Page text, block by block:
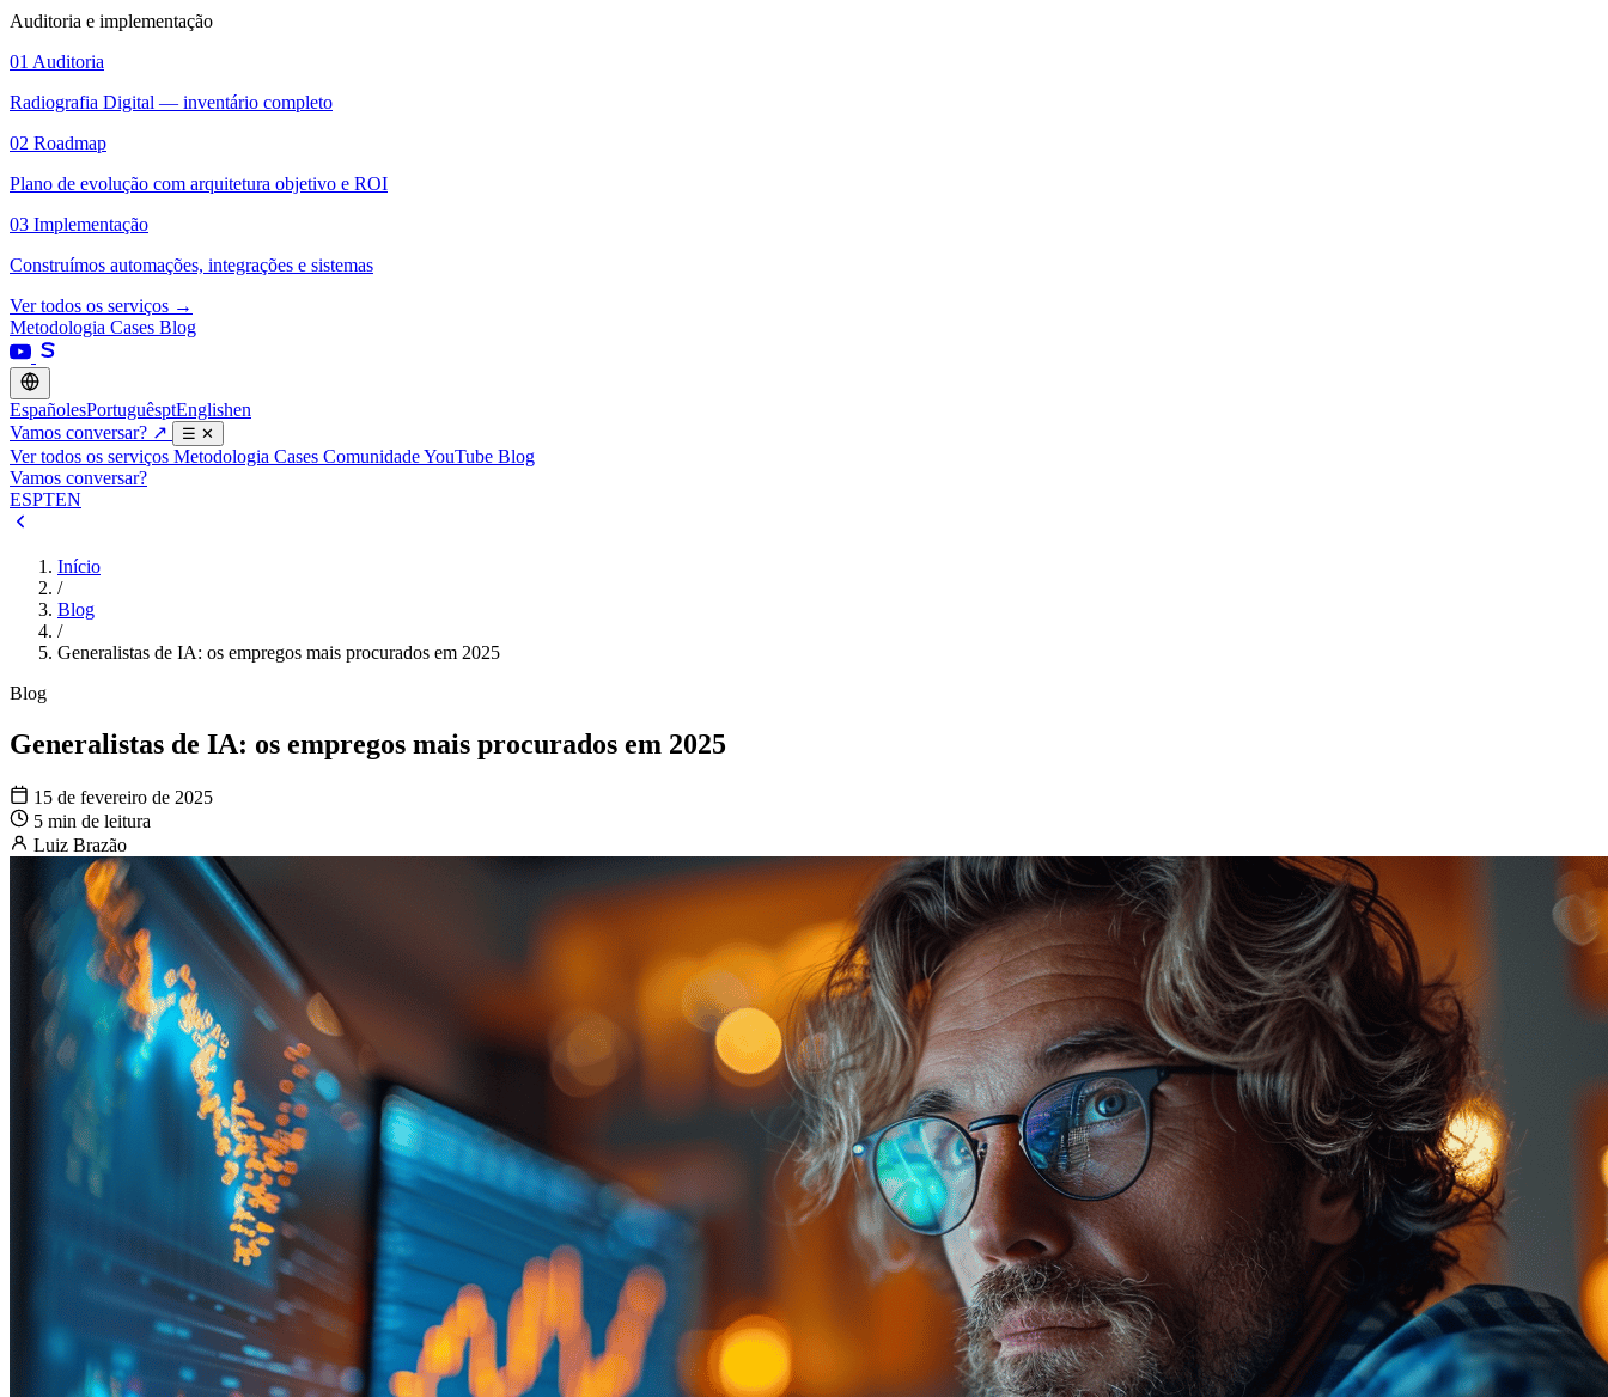
Auditoria e implementação
01 Auditoria
Radiografia Digital — inventário completo
02 Roadmap
Plano de evolução com arquitetura objetivo e ROI
03 Implementação
Construímos automações, integrações e sistemas
Ver todos os serviços →
Metodologia Cases Blog
EspañolesPortuguêsptEnglishen
Vamos conversar? ↗ ☰ ✕
Ver todos os serviços Metodologia Cases ComunidadeYouTube Blog
Vamos conversar?
ESPTEN
Início
/
Blog
/
Generalistas de IA: os empregos mais procurados em 2025
Blog
Generalistas de IA: os empregos mais procurados em 2025
15 de fevereiro de 2025
5 min de leitura
Luiz Brazão